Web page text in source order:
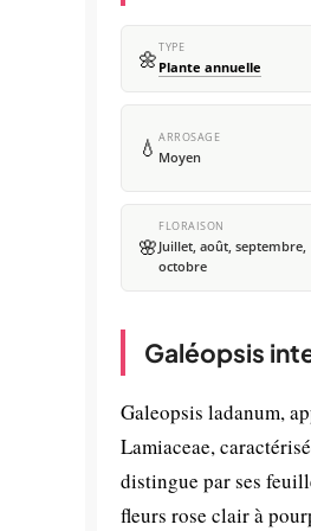
🌼TYPE
Plante annuelle
💧 ARROSAGE
Moyen
🌸
FLORAISON
Juillet, août, septembre,
octobre
Galéopsis
Galeopsis ladanum,
Lamiaceae,
distingue par ses
fleurs rose clair à